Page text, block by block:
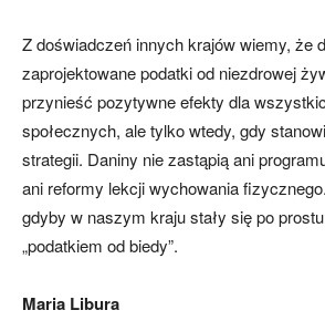
Z doświadczeń innych krajów wiemy, że
zaprojektowane podatki od niezdrowej
przynieść pozytywne efekty dla
społecznych, ale tylko wtedy, gdy
strategii. Daniny nie zastąpią ani
ani reformy lekcji wychowania
gdyby w naszym kraju stały się po
„podatkiem od biedy”.
Maria Libura